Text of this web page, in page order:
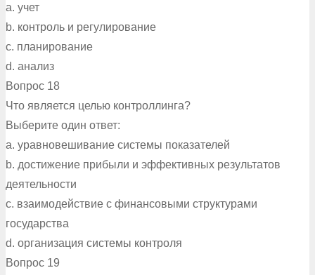
a. учет
b. контроль и регулирование
c. планирование
d. анализ
Вопрос 18
Что является целью контроллинга?
Выберите один ответ:
a. уравновешивание системы показателей
b. достижение прибыли и эффективных результатов
деятельности
c. взаимодействие с финансовыми структурами
государства
d. организация системы контроля
Вопрос 19